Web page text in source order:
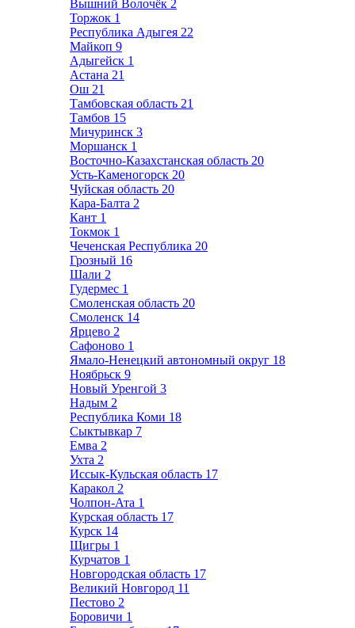
Вышний Волочёк 2
Торжок 1
Республика Адыгея 22
Майкоп 9
Адыгейск 1
Астана 21
Ош 21
Тамбовская область 21
Тамбов 15
Мичуринск 3
Моршанск 1
Восточно-Казахстанская область 20
Усть-Каменогорск 20
Чуйская область 20
Кара-Балта 2
Кант 1
Токмок 1
Чеченская Республика 20
Грозный 16
Шали 2
Гудермес 1
Смоленская область 20
Смоленск 14
Ярцево 2
Сафоново 1
Ямало-Ненецкий автономный округ 18
Ноябрьск 9
Новый Уренгой 3
Надым 2
Республика Коми 18
Сыктывкар 7
Емва 2
Ухта 2
Иссык-Кульская область 17
Каракол 2
Чолпон-Ата 1
Курская область 17
Курск 14
Щигры 1
Курчатов 1
Новгородская область 17
Великий Новгород 11
Пестово 2
Боровичи 1